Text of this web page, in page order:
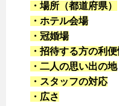
・場所（都道府県）
・ホテル会場
・冠婚場
・招待する方の利
・二人の思い出の地
・スタッフの対応
・広さ